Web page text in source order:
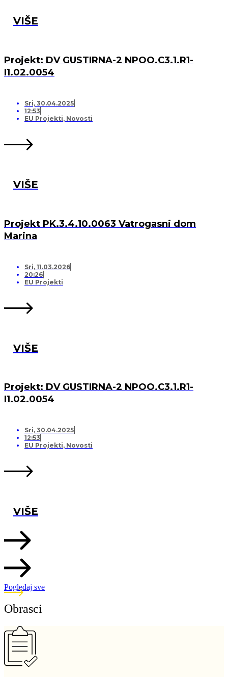
VIŠE
Projekt: DV GUSTIRNA-2 NPOO.C3.1.R1-
I1.02.0054
Sri, 30.04.2025
12:53
EU Projekti, Novosti
VIŠE
Projekt PK.3.4.10.0063 Vatrogasni dom
Marina
Sri, 11.03.2026
20:26
EU Projekti
VIŠE
Projekt: DV GUSTIRNA-2 NPOO.C3.1.R1-
I1.02.0054
Sri, 30.04.2025
12:53
EU Projekti, Novosti
VIŠE
Pogledaj sve
Obrasci